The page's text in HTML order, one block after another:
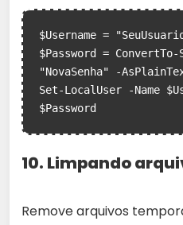
$Username =
$Password =
"NovaSenha" -
Set-LocalUser -Name
10. Limpando
Remove arquivos